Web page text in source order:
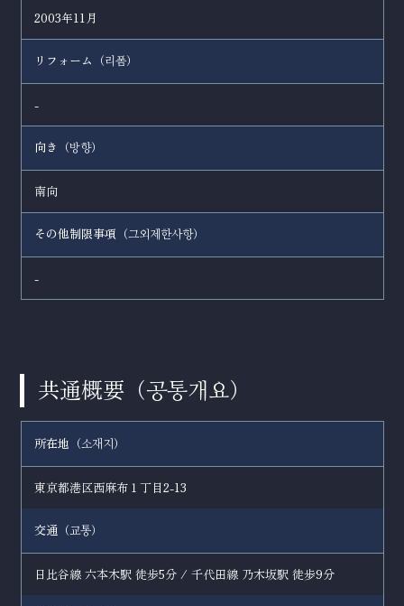
2003年11月
リフォーム（리폼）
-
向き（방향）
南向
その他制限事項（그외제한사항）
-
共通概要（공통개요）
所在地（소재지 ）
東京都港区西麻布１丁目2-13
交通（ 교통）
日比谷線 六本木駅 徒歩5分 / 千代田線 乃木坂駅 徒歩9分